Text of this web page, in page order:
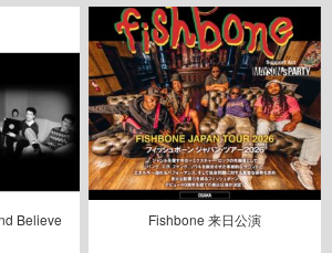
Believe
Fishbone 来日公演